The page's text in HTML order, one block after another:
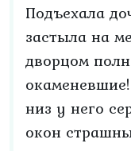
Подъехала
застыла на
дворцом
низ у него
окон